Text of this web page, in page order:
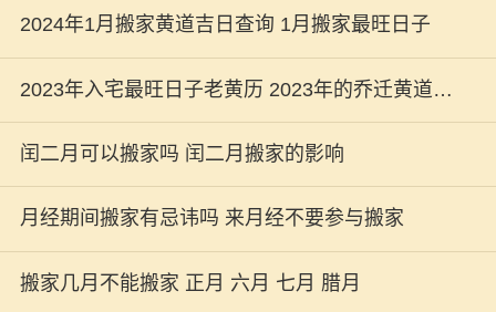
2024年1月搬家黄道吉日查询 1月搬家最旺日子
2023年入宅最旺日子老黄历 2023年的乔迁黄道吉
日分析
闰二月可以搬家吗 闰二月搬家的影响
月经期间搬家有忌讳吗 来月经不要参与搬家
搬家几月不能搬家 正月 六月 七月 腊月